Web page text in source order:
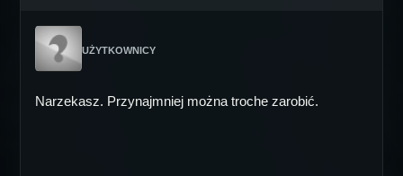
UŻYTKOWNICY
Narzekasz. Przynajmniej można troche zarobić.